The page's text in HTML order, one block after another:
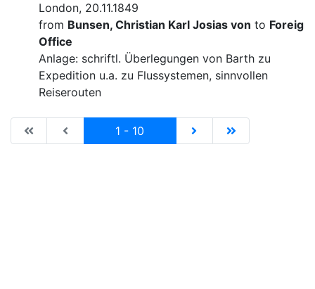
London, 20.11.1849
from Bunsen, Christian Karl Josias von to Foreign
Office
Anlage: schriftl. Überlegungen von Barth zu
Expedition u.a. zu Flussystemen, sinnvollen
Reiserouten
|de:Erste Seite|en:First results page|
|de:Vorhergehende Seite|en:Previous results
1 - 10 |de:Nächste
|de:Letzte